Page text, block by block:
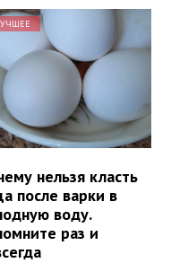
нельзя класть
после варки в
воду.
раз и